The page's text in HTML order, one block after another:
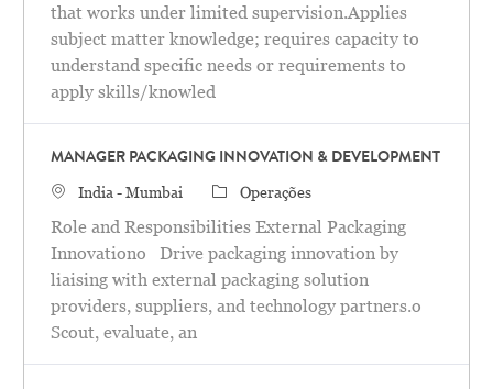
that works under limited supervision.Applies
subject matter knowledge; requires capacity to
understand specific needs or requirements to
apply skills/knowled
MANAGER PACKAGING INNOVATION & DEVELOPMENT
Localização
India - Mumbai Categoria
Operações
Role and Responsibilities External Packaging
Innovationo Drive packaging innovation by
liaising with external packaging solution
providers, suppliers, and technology partners.o
Scout, evaluate, an